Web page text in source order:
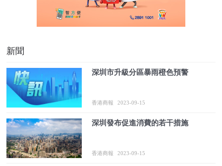
新聞
深圳市升級分區暴雨橙色預警
香港商報 2023-09-15
深圳發布促進消費的若干措施
香港商報 2023-09-15